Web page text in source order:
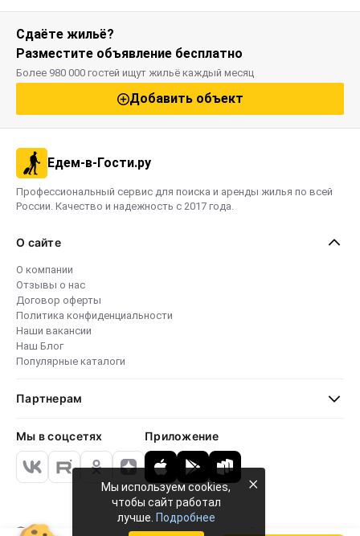
Сдаёте жильё?
Разместите объявление бесплатно
Более 980 000 гостей ищут жильё каждый месяц
Добавить объект
Едем-в-Гости.ру
Профессиональный сервис для поиска и аренды жилья по всей
России. Качество и надежность с 2017 года.
О сайте
О компании
Отзывы о нас
Договор оферты
Политика конфиденциальности
Наши вакансии
Наш Блог
Популярные каталоги
Партнерам
Мы в соцсетях Приложение
Безопасные платежи 4.8 · 24 000 отзывов 79 764+ объектов
Мы используем cookies,
чтобы сайт работал
лучше. Подробнее
×